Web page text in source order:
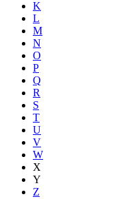
K
L
M
N
O
P
Q
R
S
T
U
V
W
X
Y
Z